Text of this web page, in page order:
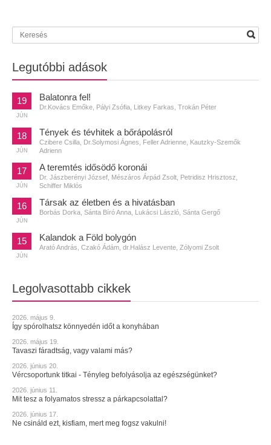
Legutóbbi adások
19
JÚN
Balatonra fel!
Dr.Kovács Emőke, Pályi Zsófia, Litkey Farkas, Trokán Péter
18
JÚN
Tények és tévhitek a bőrápolásról
Czibere Csilla, Dr.Solymosi Ágnes, Feller Adrienne, Kautzky-Szemők
Adrienn
17
JÚN
A teremtés idősödő koronái
Dr. Jászberényi József, Mészáros Árpád Zsolt, Petridisz Hrisztosz,
Schiffer Miklós
16
JÚN
Társak az életben és a hivatásban
Borbás Dorka, Sánta Bíró Anna, Lukácsi László, Sánta Gergő
15
JÚN
Kalandok a Föld bolygón
Arató András, Czakó Ádám, dr.Halász Levente, Zólyomi Zsolt
Legolvasottabb cikkek
2026. május 9.
Így spórolhatsz könnyedén időt a konyhában
2026. május 19.
Tavaszi fáradtság, vagy valami más?
2026. június 20.
Vércsoportunk titkai - Tényleg befolyásolja az egészségünket?
2026. június 11.
Mit tesz a folyamatos stressz a párkapcsolattal?
2026. június 17.
Ne csináld ezt, kisfiam, mert meg fogsz vakulni!